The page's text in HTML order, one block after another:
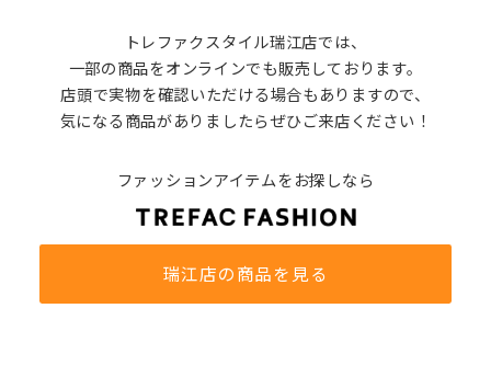
トレファクスタイル瑞江店では、
一部の商品をオンラインでも販売しております。
店頭で実物を確認いただける場合もありますので、
気になる商品がありましたらぜひご来店ください！
ファッションアイテムをお探しなら
瑞江店の商品を見る